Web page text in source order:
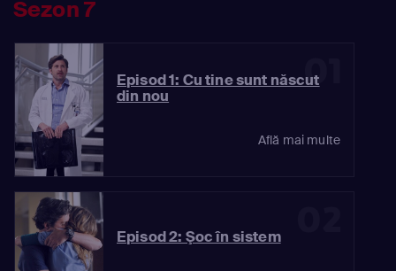
Sezon 7
01
Episod 1: Cu tine sunt născut
din nou
Află mai multe
Episod 2: Şoc în sistem